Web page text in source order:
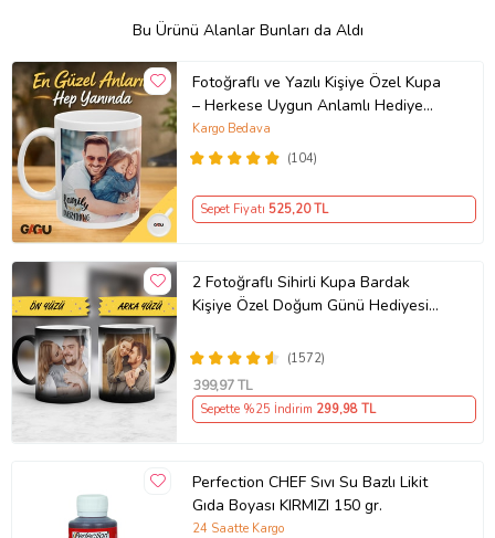
Bu Ürünü Alanlar Bunları da Aldı
Fotoğraflı ve Yazılı Kişiye Özel Kupa
– Herkese Uygun Anlamlı Hediye
Porselen Baskılı Kupa (Beyaz)
(104)
Kargo Bedava
Sepet Fiyatı 525,20 TL
2 Fotoğraflı Sihirli Kupa Bardak
Kişiye Özel Doğum Günü Hediyesi
Ablaya Abiye Kız Erkek Kardeşe
Arkadaşa Resimli Günü Yıl Dönümü
Hediyesi
(1572)
399,97 TL
Sepette %25 İndirim 299,98 TL
Perfection CHEF Sıvı Su Bazlı Likit
Gıda Boyası KIRMIZI 150 gr.
24 Saatte Kargo